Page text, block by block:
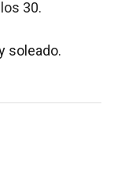
30.
soleado.